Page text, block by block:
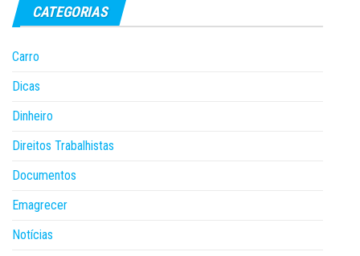
CATEGORIAS
Carro
Dicas
Dinheiro
Direitos Trabalhistas
Documentos
Emagrecer
Notícias